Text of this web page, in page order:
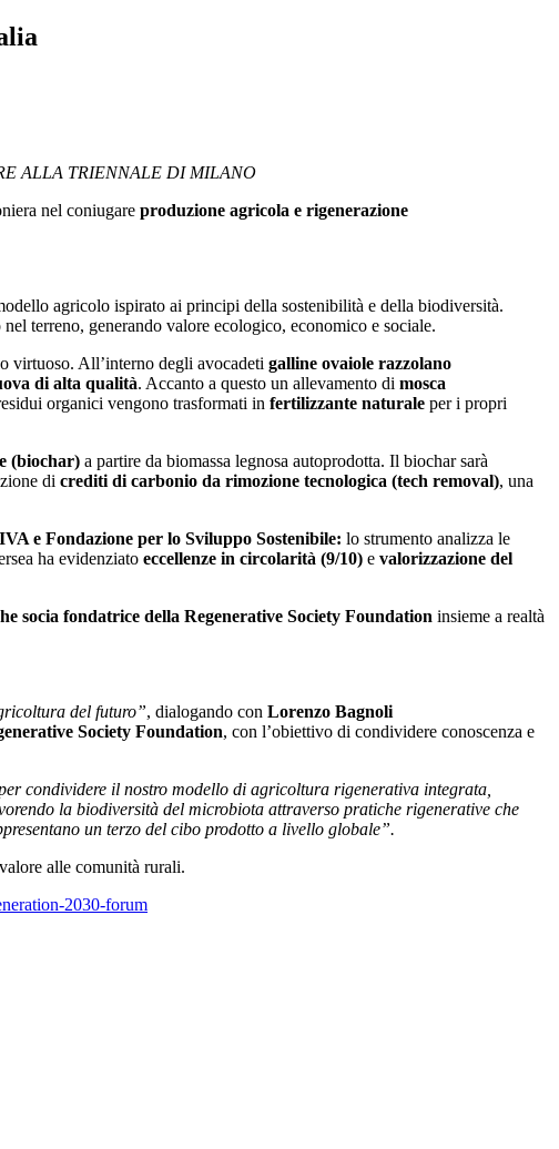
ALLA TRIENNALE DI MILANO
nel coniugare produzione agricola e rigenerazione
agricolo ispirato ai principi della sostenibilità e della biodiversità.
terreno, generando valore ecologico, economico e sociale.
virtuoso. All’interno degli avocadeti galline ovaiole razzolano
di alta qualità. Accanto a questo un allevamento di mosca
organici vengono trasformati in fertilizzante naturale per i propri
(biochar) a partire da biomassa legnosa autoprodotta. Il biochar sarà
di crediti di carbonio da rimozione tecnologica (tech removal), una
e Fondazione per lo Sviluppo Sostenibile: lo strumento analizza le
ha evidenziato eccellenze in circolarità (9/10) e valorizzazione del
socia fondatrice della Regenerative Society Foundation insieme a realtà
del futuro”, dialogando con Lorenzo Bagnoli
Society Foundation, con l’obiettivo di condividere conoscenza e
condividere il nostro modello di agricoltura rigenerativa integrata,
la biodiversità del microbiota attraverso pratiche rigenerative che
un terzo del cibo prodotto a livello globale”.
alle comunità rurali.
2030-forum